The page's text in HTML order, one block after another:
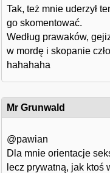
Tak, też mnie uderzył
go skomentować.
Według prawaków,
w mordę i skopanie
hahahaha
Mr Grunwald
@pawian
Dla mnie orientacje
lecz prywatną, jak ktoś